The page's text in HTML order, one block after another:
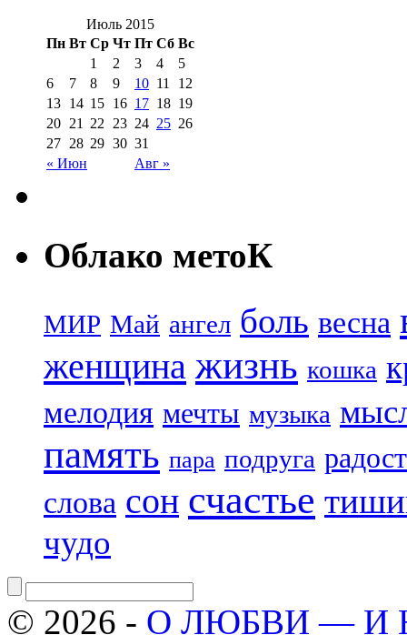
Июль 2015
Пн Вт Ср Чт Пт Сб Вс
« Июн Авг »
1 2 3 4
5
6
7 8 9 10 11
12
13 14 15 16 17 18 19
20 21 22 23 24 25 26
27 28 29 30 31
Облако метоК
МИР Май ангел боль весна
женщина жизнь кошка
мелодия мечты музыка
память пара подруга
слова сон счастье
чудо
© 2026 - О ЛЮБВИ — И